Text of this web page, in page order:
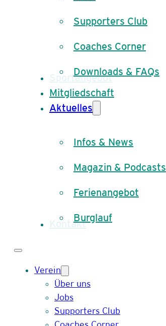
Supporters Club
Coaches Corner
Downloads & FAQs
Sportangebot
Mitgliedschaft
Aktuelles
Infos & News
Magazin & Podcasts
Ferienangebot
Burglauf
Kontakt
Verein
Über uns
Jobs
Supporters Club